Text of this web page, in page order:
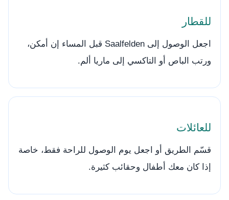
للقطار
اجعل الوصول إلى Saalfelden قبل المساء إن أمكن،
ورتب الباص أو التاكسي إلى ماريا ألم.
للعائلات
قسّم الطريق أو اجعل يوم الوصول للراحة فقط، خاصة
إذا كان معك أطفال وحقائب كثيرة.